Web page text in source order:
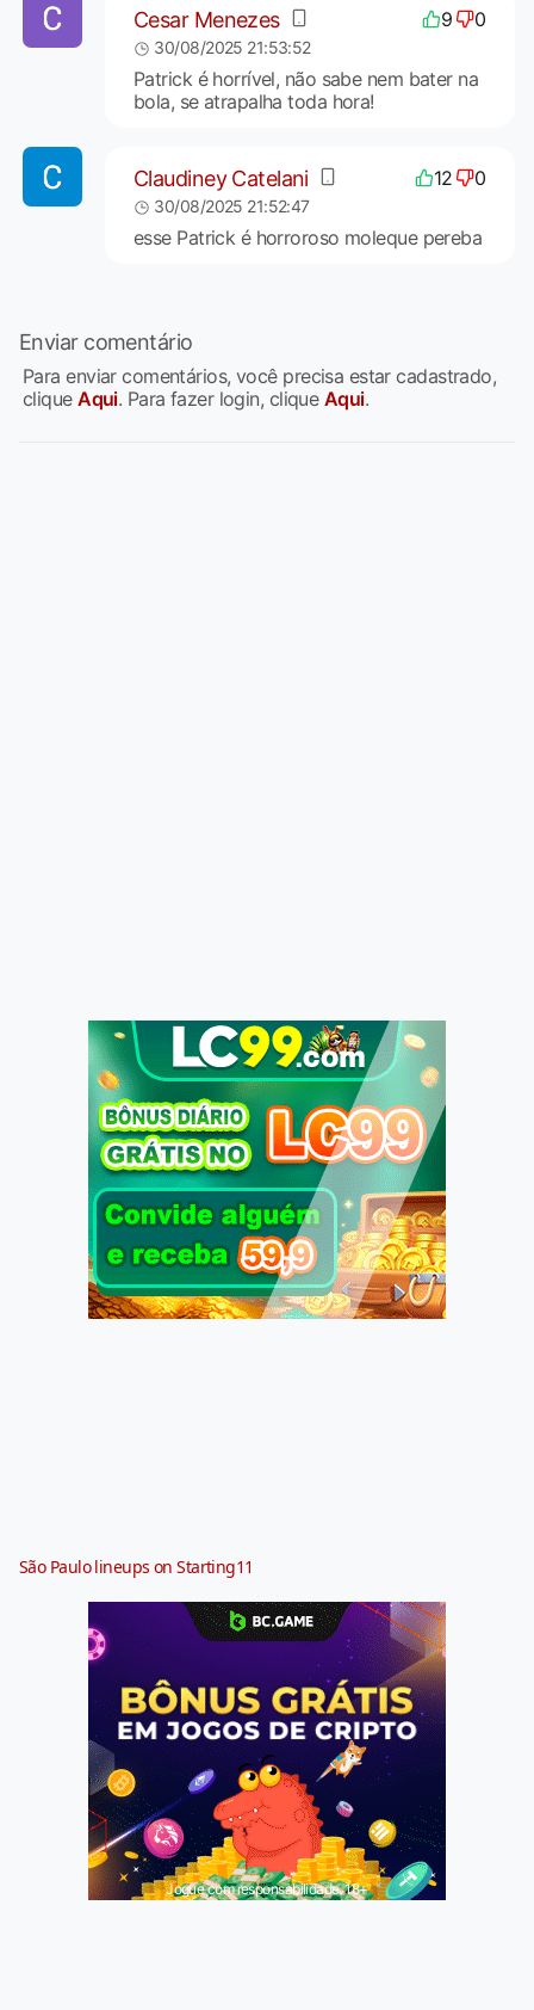
Cesar Menezes 9 0
30/08/2025 21:53:52
Patrick é horrível, não sabe nem bater na
bola, se atrapalha toda hora!
Claudiney Catelani 12 0
30/08/2025 21:52:47
esse Patrick é horroroso moleque pereba
Enviar comentário
Para enviar comentários, você precisa estar cadastrado,
cliqueAqui. Para fazer login, clique Aqui.
São Paulo lineups on Starting11
Jogue com responsabilidade. 18+